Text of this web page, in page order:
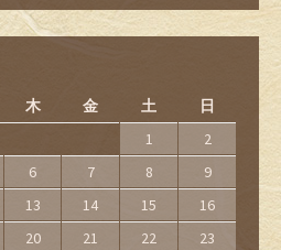
木 金 土 日
1
2
6 7 8
9
13 14 15
16
20 21 22
23